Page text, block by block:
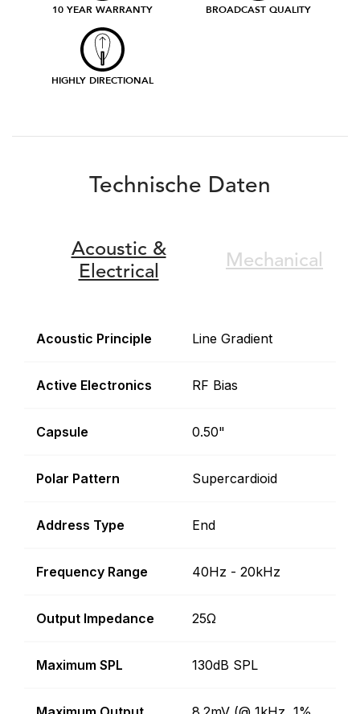
10 YEAR WARRANTY BROADCAST QUALITY
HIGHLY DIRECTIONAL
Technische Daten
Acoustic &
Electrical
Mechanical
Acoustic Principle Line Gradient
Active Electronics RF Bias
Capsule 0.50"
Polar Pattern Supercardioid
Address Type End
Frequency Range 40Hz - 20kHz
Output Impedance 25Ω
Maximum SPL 130dB SPL